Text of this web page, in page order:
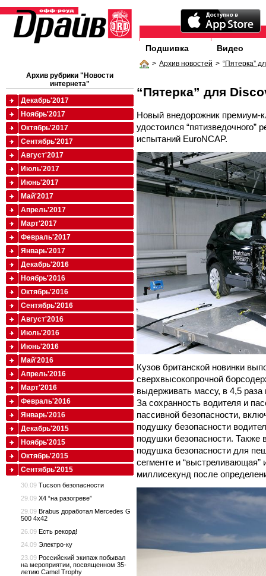
Подшивка Видео
> Архив новостей > “Пятерка”
“Пятерка” для
Новый внедорожник премиум-
удостоился “пятизведочного”
испытаний EuroNCAP.
Кузов британской новинки
сверхвысокопрочной
выдерживать массу, в 4,5
За сохранность водителя и
пассивной безопасности,
подушку безопасности
подушки безопасности. Также
подушка безопасности для
сегменте и “выстреливающая”
миллисекунд после
Архив рубрики "Новости
интернета"
Декабрь'2017
Ноябрь'2017
Октябрь'2017
Сентябрь'2017
Август'2017
Июль'2017
Июнь'2017
Май'2017
Апрель'2017
Март'2017
Февраль'2017
Январь'2017
Декабрь'2016
Ноябрь'2016
Октябрь'2016
Сентябрь'2016
Август'2016
Июль'2016
Июнь'2016
Май'2016
Апрель'2016
Март'2016
Февраль'2016
Январь'2016
Декабрь'2015
Ноябрь'2015
Октябрь'2015
Сентябрь'2015
30.09 Tucson безопасности
29.09 X4 “на разогреве”
29.09 Brabus доработал Mercedes G
500 4x42
26.09 Есть рекорд!
24.09 Электро-ку
23.09 Российский экипаж побывал
на мероприятии, посвященном 35-
летию Camel Trophy